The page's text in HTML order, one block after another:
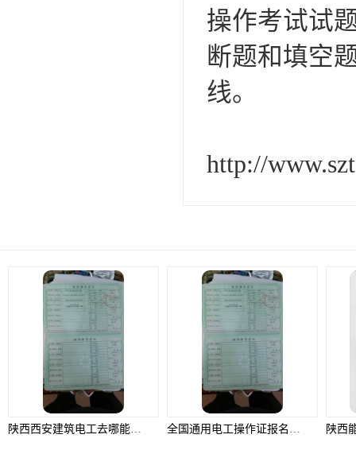
操作考试试
断题和填空
线。
http://
陕西西安建筑电工去哪能报名，报名需要准备什么资料，建筑电工证出来后怎么查询需要准备什么资料 全国通用电工操作证报名考试培训，电工操作证报名后多久可以考试需要准备什么资料